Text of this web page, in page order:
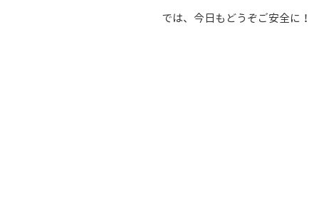
では、今日もどうぞご安全に！